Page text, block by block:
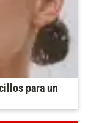
para un